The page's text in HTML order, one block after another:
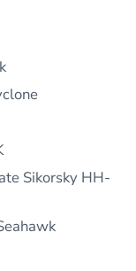
Sikorsky HH-